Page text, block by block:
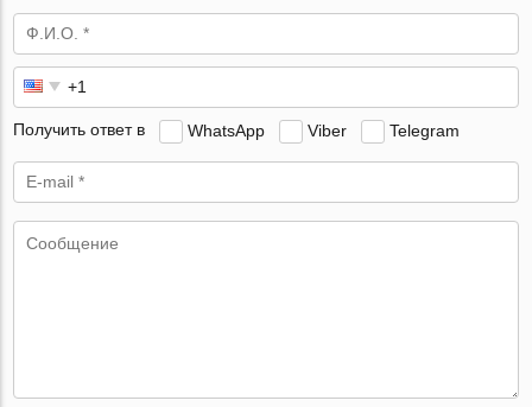
Получить ответ в WhatsApp Viber Telegram